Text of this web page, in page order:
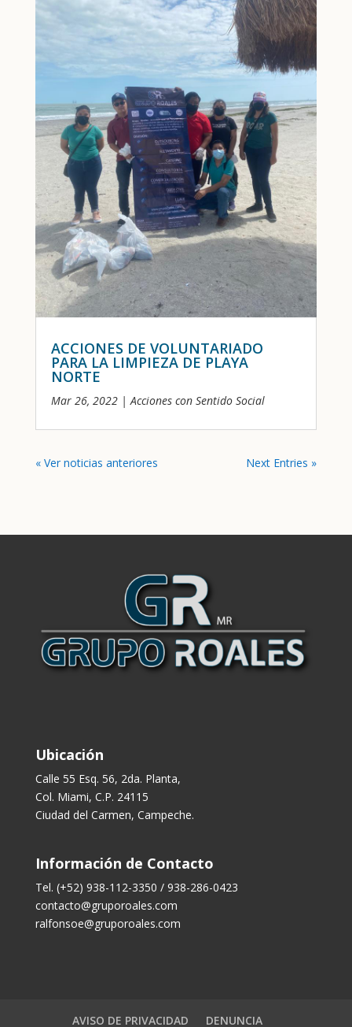
ACCIONES DE VOLUNTARIADO
PARA LA LIMPIEZA DE PLAYA
NORTE
Mar 26, 2022|Acciones con Sentido Social
« Ver noticias anteriores Next Entries »
Ubicación
Calle 55 Esq. 56, 2da. Planta,
Col. Miami, C.P. 24115
Ciudad del Carmen, Campeche.
Información de Contacto
Tel. (+52) 938-112-3350 / 938-286-0423
contacto@gruporoales.com
ralfonsoe@gruporoales.com
AVISO DE PRIVACIDAD DENUNCIA